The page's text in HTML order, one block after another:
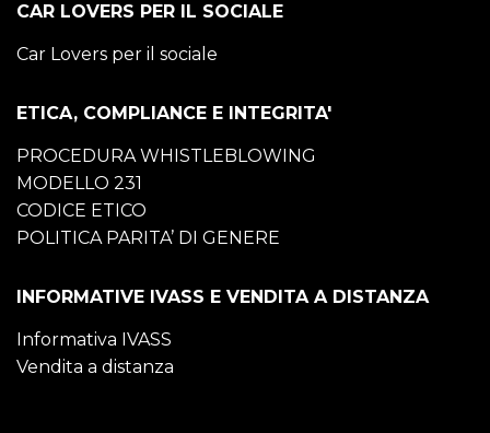
CAR LOVERS PER IL SOCIALE
Car Lovers per il sociale
ETICA, COMPLIANCE E INTEGRITA'
PROCEDURA WHISTLEBLOWING
MODELLO 231
CODICE ETICO
POLITICA PARITA’ DI GENERE
INFORMATIVE IVASS E VENDITA A DISTANZA
Informativa IVASS
Vendita a distanza